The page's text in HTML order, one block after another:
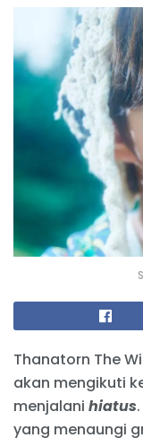
Thanatorn The
akan mengikuti
menjalani hiatus
yang menaungi